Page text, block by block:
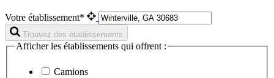
Votre établissement*
Trouvez des établissements
Afficher les établissements qui offrent :
Camions